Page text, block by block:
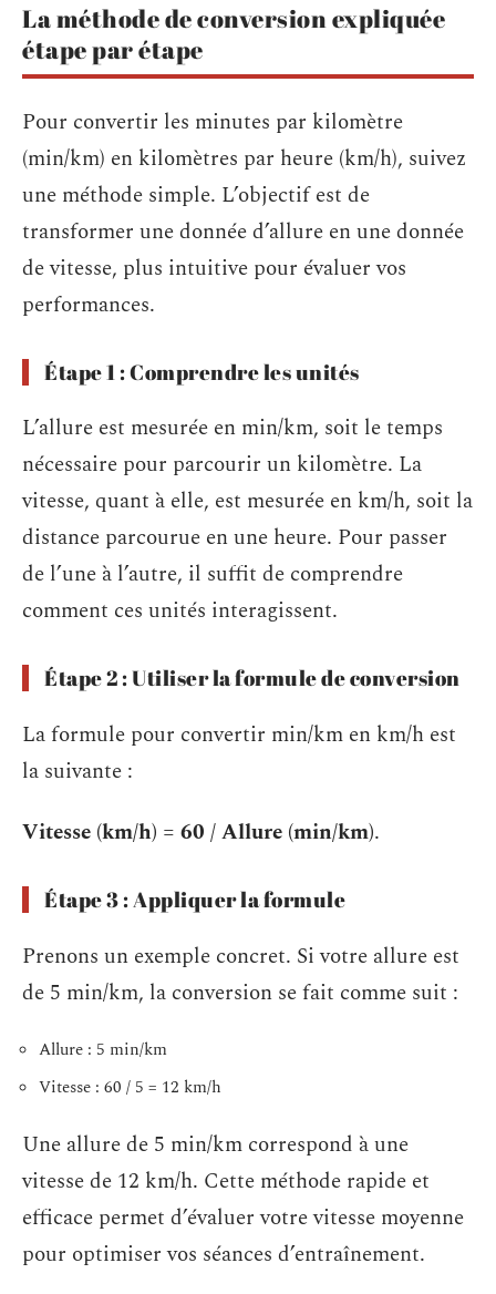
La méthode de conversion expliquée
étape par étape
Pour convertir les minutes par kilomètre
(min/km) en kilomètres par heure (km/h), suivez
une méthode simple. L’objectif est de
transformer une donnée d’allure en une donnée
de vitesse, plus intuitive pour évaluer vos
performances.
Étape 1 : Comprendre les unités
L’allure est mesurée en min/km, soit le temps
nécessaire pour parcourir un kilomètre. La
vitesse, quant à elle, est mesurée en km/h, soit la
distance parcourue en une heure. Pour passer
de l’une à l’autre, il suffit de comprendre
comment ces unités interagissent.
Étape 2 : Utiliser la formule de conversion
La formule pour convertir min/km en km/h est
la suivante :
Vitesse (km/h) = 60 / Allure (min/km).
Étape 3 : Appliquer la formule
Prenons un exemple concret. Si votre allure est
de 5 min/km, la conversion se fait comme suit :
Allure : 5 min/km
Vitesse : 60 / 5 = 12 km/h
Une allure de 5 min/km correspond à une
vitesse de 12 km/h. Cette méthode rapide et
efficace permet d’évaluer votre vitesse moyenne
pour optimiser vos séances d’entraînement.